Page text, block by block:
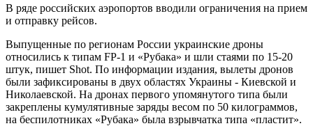
В ряде российских аэропортов вводили ограничения на прием
и отправку рейсов.
Выпущенные по регионам России украинские дроны
относились к типам FP-1 и «Рубака» и шли стаями по 15-20
штук, пишет Shot. По информации издания, вылеты дронов
были зафиксированы в двух областях Украины - Киевской и
Николаевской. На дронах первого упомянутого типа были
закреплены кумулятивные заряды весом по 50 килограммов,
на беспилотниках «Рубака» была взрывчатка типа «пластит».